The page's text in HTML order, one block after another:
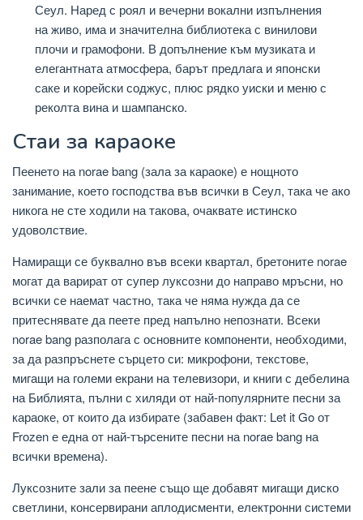
Сеул. Наред с роял и вечерни вокални изпълнения
на живо, има и значителна библиотека с винилови
плочи и грамофони. В допълнение към музиката и
елегантната атмосфера, барът предлага и японски
саке и корейски соджус, плюс рядко уиски и меню с
реколта вина и шампанско.
Стаи за караоке
Пеенето на norae bang (зала за караоке) е нощното
занимание, което господства във всички в Сеул, така че ако
никога не сте ходили на такова, очаквате истинско
удоволствие.
Намиращи се буквално във всеки квартал, бретоните norae
могат да варират от супер луксозни до направо мръсни, но
всички се наемат частно, така че няма нужда да се
притеснявате да пеете пред напълно непознати. Всеки
norae bang разполага с основните компоненти, необходими,
за да разпръснете сърцето си: микрофони, текстове,
мигащи на големи екрани на телевизори, и книги с дебелина
на Библията, пълни с хиляди от най-популярните песни за
караоке, от които да избирате (забавен факт: Let it Go от
Frozen е една от най-търсените песни на norae bang на
всички времена).
Луксозните зали за пеене също ще добавят мигащи диско
светлини, консервирани аплодисменти, електронни системи